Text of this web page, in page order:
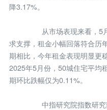
降3.17%。
从市场表现来看，5
求支撑，租金小幅回落符合历
期相比，今年租金表现明显更
2025年5月份，50城住宅平均
期环比跌幅仅为0.11%。
中指研究院指数研究